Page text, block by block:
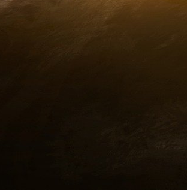
chargé de but en
(une affaire relevant in fine